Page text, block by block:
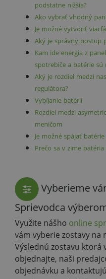
podstatne nižšia?
Ako vybrať vhodný
Je možné vytvoriť
Aký je správny postup
Kam ide energia z
spotrebiče a batérie sú
Aký je rozdiel medzi
regulátora?
Vybíjanie batérií
Rozdiel medzi
meničom
Je možné spájať batérie
Prečo sa v zime
Vyberieme
Sprievodca
Využite nášho online
vám vyberie zostavy na
Výslednú zostavu ktorá
objednajte, naši
objednávku a